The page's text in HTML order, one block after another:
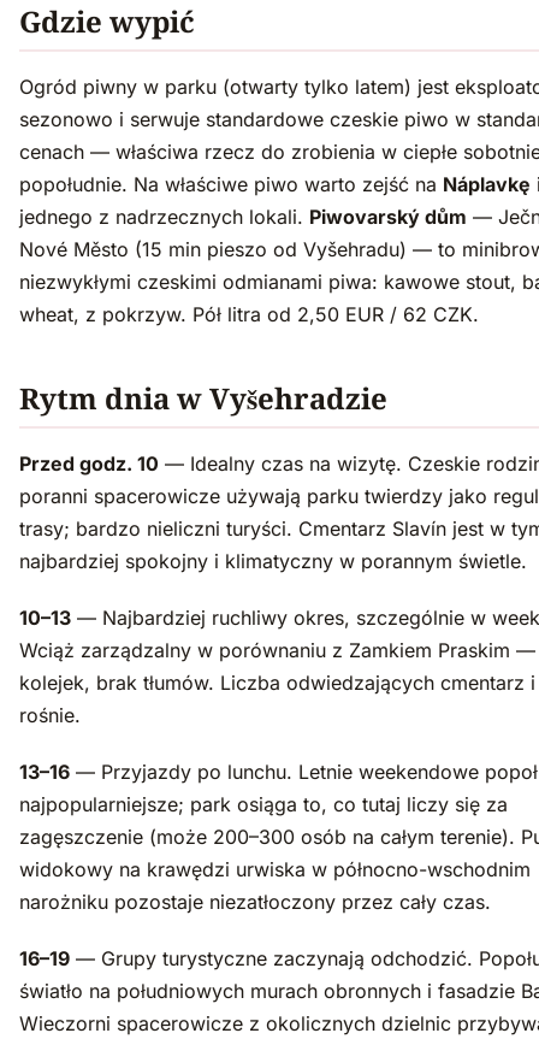
Gdzie wypić
Ogród piwny w parku (otwarty tylko latem) jest
sezonowo i serwuje standardowe czeskie piwo w
cenach — właściwa rzecz do zrobienia w ciepłe
popołudnie. Na właściwe piwo warto zejść na Náplavkę
jednego z nadrzecznych lokali. Piwovarský dům —
Nové Město (15 min pieszo od Vyšehradu) — to
niezwykłymi czeskimi odmianami piwa: kawowe stout,
wheat, z pokrzyw. Pół litra od 2,50 EUR / 62 CZK.
Rytm dnia w Vyšehradzie
Przed godz. 10 — Idealny czas na wizytę. Czeskie
poranni spacerowicze używają parku twierdzy jako
trasy; bardzo nieliczni turyści. Cmentarz Slavín jest w
najbardziej spokojny i klimatyczny w porannym świetle.
10–13 — Najbardziej ruchliwy okres, szczególnie w
Wciąż zarządzalny w porównaniu z Zamkiem Praskim
kolejek, brak tłumów. Liczba odwiedzających cmentarz
rośnie.
13–16 — Przyjazdy po lunchu. Letnie weekendowe
najpopularniejsze; park osiąga to, co tutaj liczy się za
zagęszczenie (może 200–300 osób na całym terenie).
widokowy na krawędzi urwiska w północno-wschodnim
narożniku pozostaje niezatłoczony przez cały czas.
16–19 — Grupy turystyczne zaczynają odchodzić.
światło na południowych murach obronnych i fasadzie
Wieczorni spacerowicze z okolicznych dzielnic